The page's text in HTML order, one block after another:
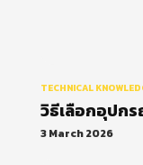
TECHNICAL
วิธีเลือกอุปก
3 March 2026